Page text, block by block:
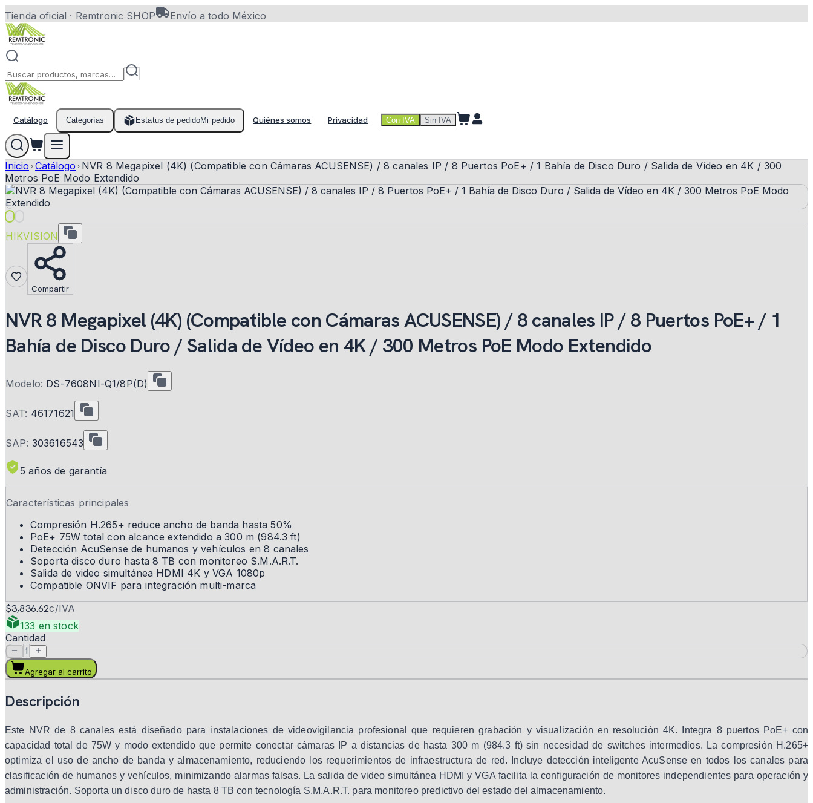
Tienda oficial · Remtronic SHOP Envío a todo México
Catálogo Categorías Estatus de pedidoMi pedido Quiénes somos Privacidad Con IVA Sin IVA
Inicio Catálogo NVR 8 Megapixel (4K) (Compatible con Cámaras ACUSENSE) / 8 canales IP / 8 Puertos PoE+ / 1 Bahía de Disco Duro / Salida de Vídeo en 4K / 300
Metros PoE Modo Extendido
HIKVISION
Compartir
NVR 8 Megapixel (4K) (Compatible con Cámaras ACUSENSE) / 8 canales IP / 8 Puertos PoE+ / 1
Bahía de Disco Duro / Salida de Vídeo en 4K / 300 Metros PoE Modo Extendido
Modelo: DS-7608NI-Q1/8P(D)
SAT: 46171621
SAP: 303616543
5 años de garantía
Características principales
Compresión H.265+ reduce ancho de banda hasta 50%
PoE+ 75W total con alcance extendido a 300 m (984.3 ft)
Detección AcuSense de humanos y vehículos en 8 canales
Soporta disco duro hasta 8 TB con monitoreo S.M.A.R.T.
Salida de video simultánea HDMI 4K y VGA 1080p
Compatible ONVIF para integración multi-marca
$3,836.62c/IVA
133 en stock
Cantidad
1
Agregar al carrito
Descripción
Este NVR de 8 canales está diseñado para instalaciones de videovigilancia profesional que requieren grabación y visualización en resolución 4K. Integra 8 puertos PoE+ con
capacidad total de 75W y modo extendido que permite conectar cámaras IP a distancias de hasta 300 m (984.3 ft) sin necesidad de switches intermedios. La compresión H.265+
optimiza el uso de ancho de banda y almacenamiento, reduciendo los requerimientos de infraestructura de red. Incluye detección inteligente AcuSense en todos los canales para
clasificación de humanos y vehículos, minimizando alarmas falsas. La salida de video simultánea HDMI y VGA facilita la configuración de monitores independientes para operación y
administración. Soporta un disco duro de hasta 8 TB con tecnología S.M.A.R.T. para monitoreo predictivo del estado del almacenamiento.